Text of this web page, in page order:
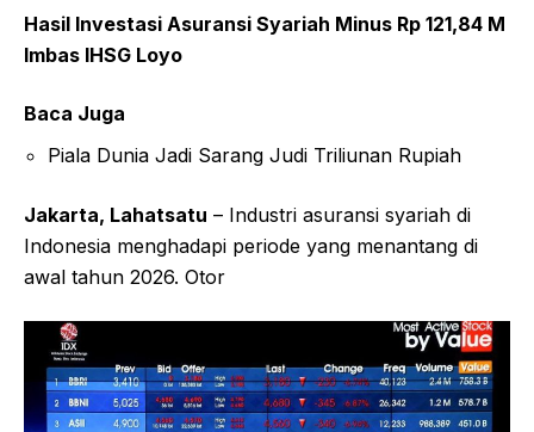
Hasil Investasi Asuransi Syariah Minus Rp 121,84 M
Imbas IHSG Loyo
Baca Juga
Piala Dunia Jadi Sarang Judi Triliunan Rupiah
Jakarta, Lahatsatu – Industri asuransi syariah di
Indonesia menghadapi periode yang menantang di
awal tahun 2026. Otor